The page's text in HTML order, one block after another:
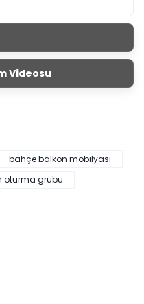
Videosu
bahçe balkon mobilyası
oturma grubu